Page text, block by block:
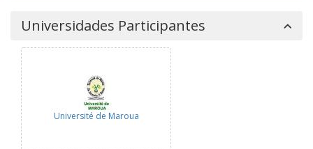
Universidades Participantes
Université de Maroua